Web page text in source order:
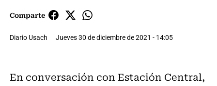
Comparte
Diario Usach Jueves 30 de diciembre de 2021 - 14:05
En conversación con Estación Central,